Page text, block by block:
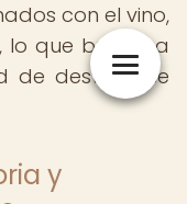
con el vino,
lo que brinda a
de destacarse
y